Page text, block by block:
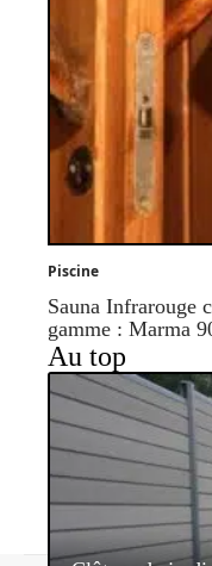
Piscine
Sauna Infrarouge
gamme : Marma
Au top